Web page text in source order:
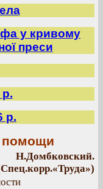
у кривому
преси
р.
помощи
Н.Домбковский.